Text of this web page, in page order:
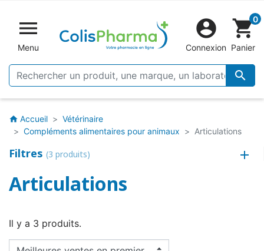

Menu


Connexion
shopping_cart0
Panier
home Accueil
Vétérinaire
Compléments alimentaires pour animaux
Articulations
Filtres (3 produits)
Articulations
Il y a 3 produits.